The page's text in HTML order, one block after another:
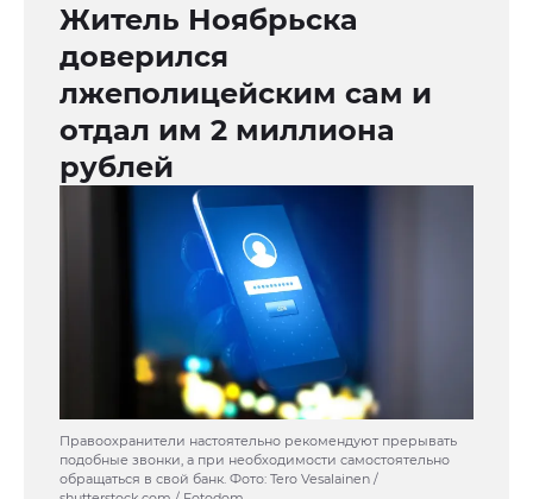
Житель Ноябрьска
доверился
лжеполицейским сам и
отдал им 2 миллиона
рублей
Правоохранители настоятельно рекомендуют прерывать
подобные звонки, а при необходимости самостоятельно
обращаться в свой банк. Фото: Tero Vesalainen /